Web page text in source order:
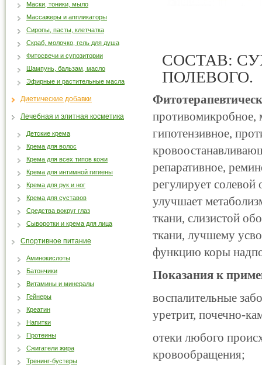
СОСТАВ:
ПОЛЕВОГО.
противомикробное,
гипотензивное,
репаративное,
регулирует
улучшает
ткани, слизистой
ткани, лучшему
функцию коры
Показания к
воспалительные
уретрит, почечно-
отеки любого
кровообращения;
Маски, тоники, мыло
Массажеры и аппликаторы
Сиропы, пасты, клетчатка
Скраб, молочко, гель для душа
Фитосвечи и супозитории
Шампунь, бальзам, масло
Эфирные и растительные масла
Диетические добавки
Лечебная и элитная косметика
Детские крема
Крема для волос
Крема для всех типов кожи
Крема для интимной гигиены
Крема для рук и ног
Крема для суставов
Средства вокруг глаз
Сыворотки и крема для лица
Спортивное питание
Аминокислоты
Батончики
Витамины и минералы
Гейнеры
Креатин
Напитки
Протеины
Сжигатели жира
Тренинг-бустеры